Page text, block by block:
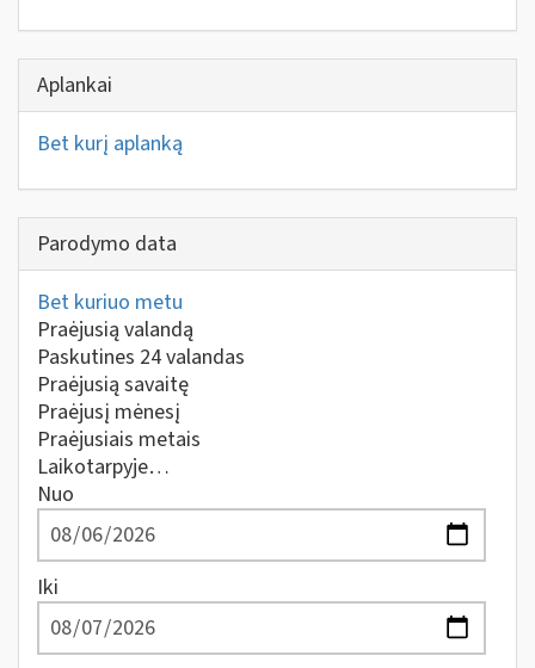
Aplankai
Bet kurį aplanką
Parodymo data
Bet kuriuo metu
Praėjusią valandą
Paskutines 24 valandas
Praėjusią savaitę
Praėjusį mėnesį
Praėjusiais metais
Laikotarpyje…
Nuo
Iki